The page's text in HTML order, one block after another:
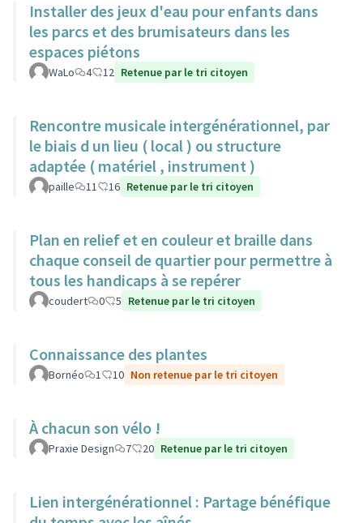
Installer des jeux d'eau pour enfants dans
les parcs et des brumisateurs dans les
espaces piétons
WaLo 4 12 Retenue par le tri citoyen
Rencontre musicale intergénérationnel, par
le biais d un lieu ( local ) ou structure
adaptée ( matériel , instrument )
paille 11 16 Retenue par le tri citoyen
Plan en relief et en couleur et braille dans
chaque conseil de quartier pour permettre à
tous les handicaps à se repérer
coudert 0 5 Retenue par le tri citoyen
Connaissance des plantes
Bornéo 1 10 Non retenue par le tri citoyen
À chacun son vélo !
Praxie Design 7 20 Retenue par le tri citoyen
Lien intergénérationnel : Partage bénéfique